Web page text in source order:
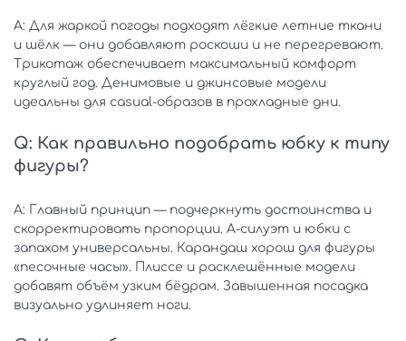
A: Для жаркой погоды подходят лёгкие летние ткани
и шёлк — они добавляют роскоши и не перегревают.
Трикотаж обеспечивает максимальный комфорт
круглый год. Денимовые и джинсовые модели
идеальны для casual-образов в прохладные дни.
Q: Как правильно подобрать юбку к типу
фигуры?
A: Главный принцип — подчеркнуть достоинства и
скорректировать пропорции. A-силуэт и юбки с
запахом универсальны. Карандаш хорош для фигуры
«песочные часы». Плиссе и расклешённые модели
добавят объём узким бёдрам. Завышенная посадка
визуально удлиняет ноги.